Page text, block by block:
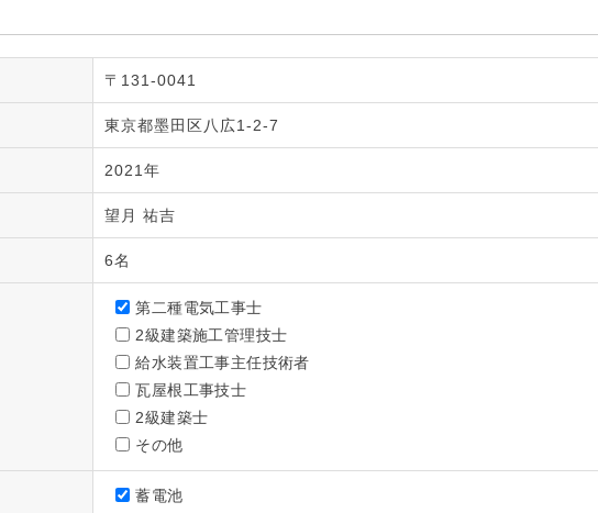
〒131-0041
東京都墨田区八広1-2-7
2021年
望月 祐吉
6名
第二種電気工事士
2級建築施工管理技士
給水装置工事主任技術者
瓦屋根工事技士
2級建築士
その他
蓄電池